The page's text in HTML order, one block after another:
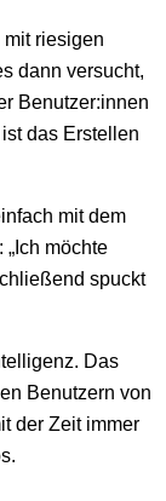
mit riesigen
dann versucht,
Benutzer:innen
das Erstellen
mit dem
möchte
spuckt
Das
Benutzern von
der Zeit immer